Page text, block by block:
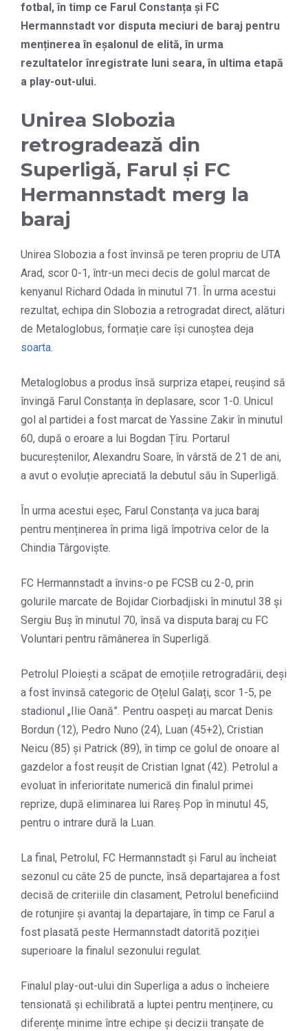
fotbal, în timp ce Farul Constanța și FC
Hermannstadt vor disputa meciuri de baraj pentru
menținerea în eșalonul de elită, în urma
rezultatelor înregistrate luni seara, în ultima etapă
a play-out-ului.
Unirea Slobozia
retrogradează din
Superligă, Farul și FC
Hermannstadt merg la
baraj
Unirea Slobozia a fost învinsă pe teren propriu de UTA
Arad, scor 0-1, într-un meci decis de golul marcat de
kenyanul Richard Odada în minutul 71. În urma acestui
rezultat, echipa din Slobozia a retrogradat direct, alături
de Metaloglobus, formație care își cunoștea deja
soarta.
Metaloglobus a produs însă surpriza etapei, reușind să
învingă Farul Constanța în deplasare, scor 1-0. Unicul
gol al partidei a fost marcat de Yassine Zakir în minutul
60, după o eroare a lui Bogdan Țîru. Portarul
bucureștenilor, Alexandru Soare, în vârstă de 21 de ani,
a avut o evoluție apreciată la debutul său în Superligă.
În urma acestui eșec, Farul Constanța va juca baraj
pentru menținerea în prima ligă împotriva celor de la
Chindia Târgoviște.
FC Hermannstadt a învins-o pe FCSB cu 2-0, prin
golurile marcate de Bojidar Ciorbadjiski în minutul 38 și
Sergiu Buș în minutul 70, însă va disputa baraj cu FC
Voluntari pentru rămânerea în Superligă.
Petrolul Ploiești a scăpat de emoțiile retrogradării, deși
a fost învinsă categoric de Oțelul Galați, scor 1-5, pe
stadionul „Ilie Oană”. Pentru oaspeți au marcat Denis
Bordun (12), Pedro Nuno (24), Luan (45+2), Cristian
Neicu (85) și Patrick (89), în timp ce golul de onoare al
gazdelor a fost reușit de Cristian Ignat (42). Petrolul a
evoluat în inferioritate numerică din finalul primei
reprize, după eliminarea lui Rareș Pop în minutul 45,
pentru o intrare dură la Luan.
La final, Petrolul, FC Hermannstadt și Farul au încheiat
sezonul cu câte 25 de puncte, însă departajarea a fost
decisă de criteriile din clasament, Petrolul beneficiind
de rotunjire și avantaj la departajare, în timp ce Farul a
fost plasată peste Hermannstadt datorită poziției
superioare la finalul sezonului regulat.
Finalul play-out-ului din Superliga a adus o încheiere
tensionată și echilibrată a luptei pentru menținere, cu
diferențe minime între echipe și decizii tranșate de